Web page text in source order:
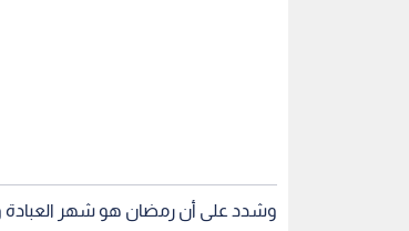
وشدد على أن رمضان هو شهر العبادة